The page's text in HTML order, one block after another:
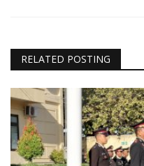
RELATED POSTING